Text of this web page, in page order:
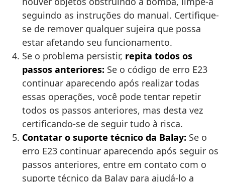
seguindo as instruções do manual. Certifique-
se de remover qualquer sujeira que possa
estar afetando seu funcionamento.
Se o problema persistir, repita todos os
passos anteriores: Se o código de erro E23
continuar aparecendo após realizar todas
essas operações, você pode tentar repetir
todos os passos anteriores, mas desta vez
certificando-se de seguir tudo à risca.
Contatar o suporte técnico da Balay: Se o
erro E23 continuar aparecendo após seguir os
passos anteriores, entre em contato com o
suporte técnico da Balay para ajudá-lo a